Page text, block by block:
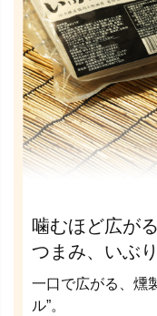
噛むほど広が
つまみ、いぶ
一口で広がる、燻
ル”。